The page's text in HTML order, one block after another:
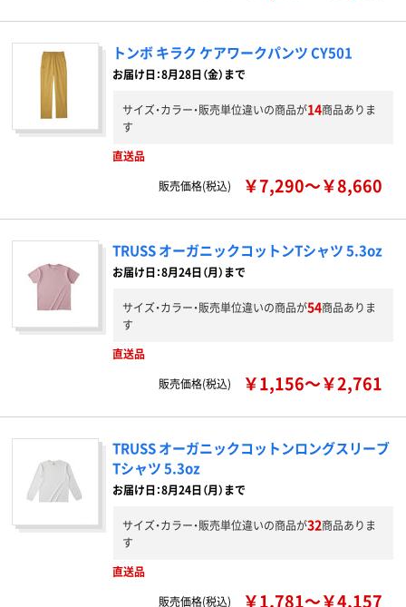
トンボ キラク ケアワークパンツ CY501
お届け日：8月28日（金）まで
サイズ・カラー・販売単位違いの商品が14商品ありま
す
直送品
販売価格(税込)
￥7,290～￥8,660
TRUSS オーガニックコットンTシャツ 5.3oz
お届け日：8月24日（月）まで
サイズ・カラー・販売単位違いの商品が54商品ありま
す
直送品
販売価格(税込)
￥1,156～￥2,761
TRUSS オーガニックコットンロングスリーブ
Tシャツ 5.3oz
お届け日：8月24日（月）まで
サイズ・カラー・販売単位違いの商品が32商品ありま
す
直送品
販売価格(税込)
￥1,781～￥4,157